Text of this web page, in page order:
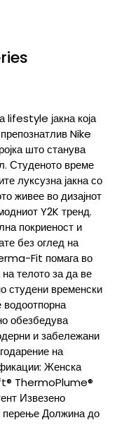
јакна која
Nike
што станува
Студеното време
луксузна јакна со
живее во дизајнот
Y2K тренд.
покриеност и
без оглед на
Fit помага во
телото за да ве
студени временски
обезбедува
и забележани
на
Женска
ThermoPlume®
Извезено
Должина до